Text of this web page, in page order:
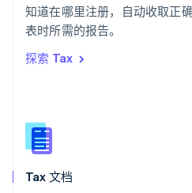
知道在哪里注册，自动收取正
表时所需的报告。
探索 Tax
Tax 文档
泰国
ไทยEnglish
English
English
新西兰
匈牙利